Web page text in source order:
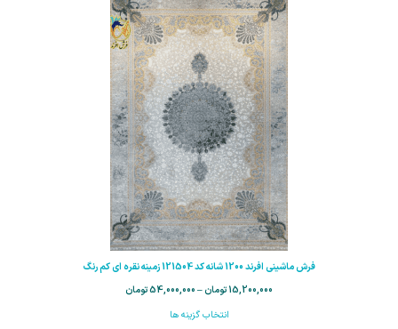
فرش ماشینی افرند 1200 شانه کد 121504 زمینه نقره ای کم رنگ
15,200,000تومان–
54,000,000تومان
انتخاب گزینه ها